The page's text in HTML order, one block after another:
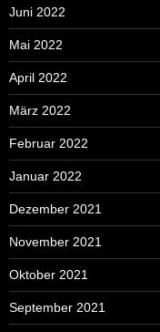
Juni 2022
Mai 2022
April 2022
März 2022
Februar 2022
Januar 2022
Dezember 2021
November 2021
Oktober 2021
September 2021